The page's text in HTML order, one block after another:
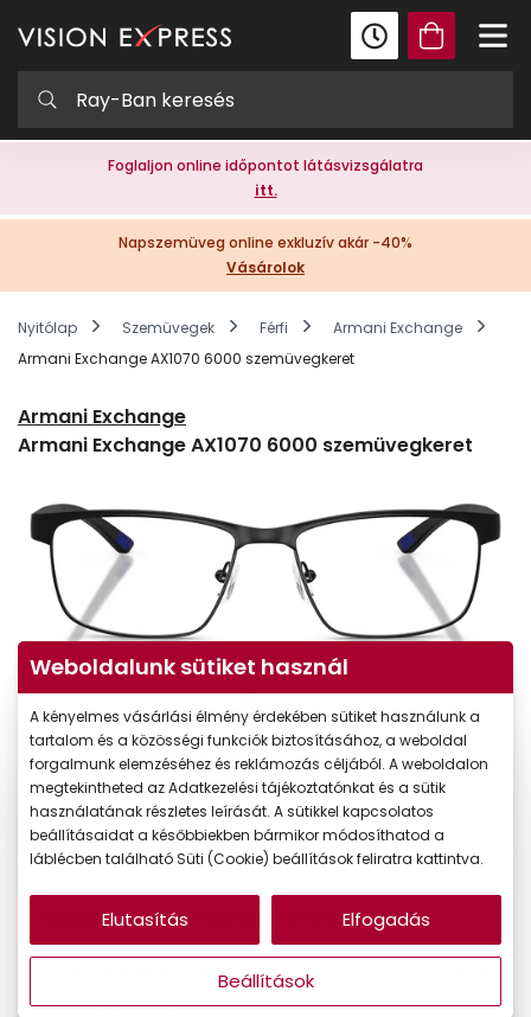
Foglaljon online időpontot látásvizsgálatra
itt.
Napszemüveg online exkluzív akár -40%
Vásárolok
Nyitólap Szemüvegek Férfi
Armani Exchange
Armani Exchange AX1070 6000 szemüvegkeret
Armani Exchange
Armani Exchange AX1070 6000 szemüvegkeret
Ár: 44.990 Ft
A feltűntetett ár a szemüvegkeretre vonatkozik.
Ingyenes szállítás
Weboldalunk sütiket használ
A kényelmes vásárlási élmény érdekében sütiket használunk a
tartalom és a közösségi funkciók biztosításához, a weboldal
forgalmunk elemzéséhez és reklámozás céljából. A weboldalon
megtekintheted az Adatkezelési tájékoztatónkat és a sütik
használatának részletes leírását. A sütikkel kapcsolatos
beállításaidat a későbbiekben bármikor módosíthatod a
láblécben található Süti (Cookie) beállítások feliratra kattintva.
Beállítások
Elutasítás Elfogadás